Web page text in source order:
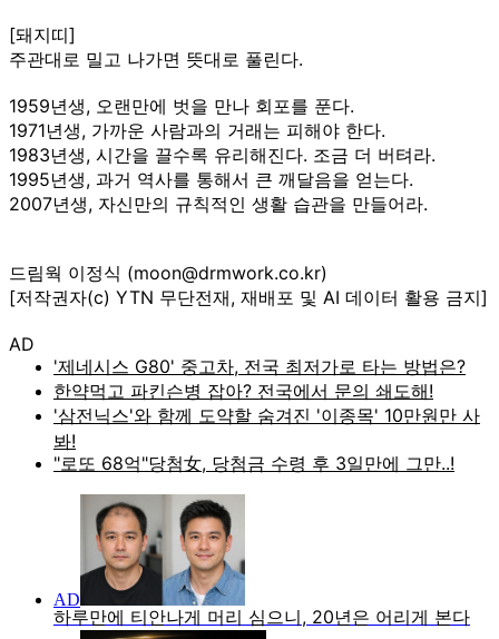
[돼지띠]
주관대로 밀고 나가면 뜻대로 풀린다.
1959년생, 오랜만에 벗을 만나 회포를 푼다.
1971년생, 가까운 사람과의 거래는 피해야 한다.
1983년생, 시간을 끌수록 유리해진다. 조금 더 버텨라.
1995년생, 과거 역사를 통해서 큰 깨달음을 얻는다.
2007년생, 자신만의 규칙적인 생활 습관을 만들어라.
드림웍 이정식 (moon@drmwork.co.kr)
[저작권자(c) YTN 무단전재, 재배포 및 AI 데이터 활용 금지]
AD